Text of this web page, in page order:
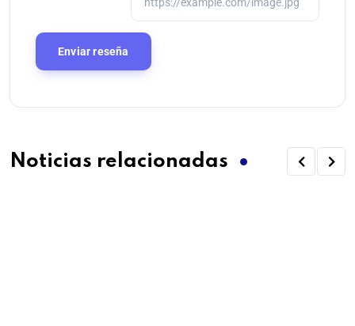
Noticias relacionadas